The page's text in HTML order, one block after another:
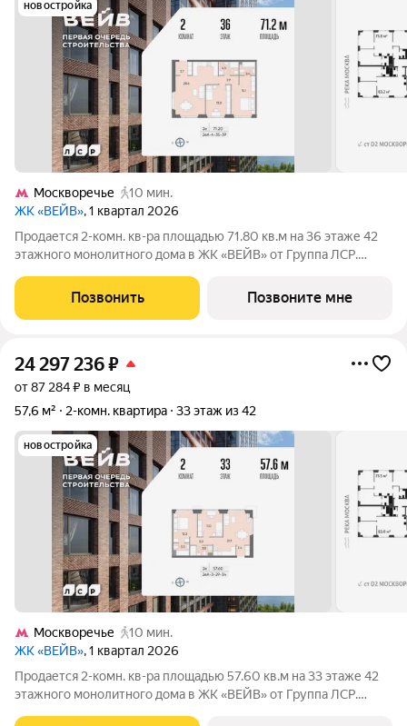
новостройка
Москворечье
10 мин.
ЖК «ВЕЙВ», 1 квартал 2026
Продается 2-комн. кв-ра площадью 71.80 кв.м на 36 этаже 42
этажного монолитного дома в ЖК «ВЕЙВ» от Группа ЛСР.
набережная со смотровой площадкой, беговыми и
велодорожками, детскими и спортивными.
Позвонить Позвоните мне
24 297 236₽
от 87 284 ₽ в месяц
57,6 м²
2-комн. квартира 33 этаж из 42
новостройка
Москворечье
10 мин.
ЖК «ВЕЙВ», 1 квартал 2026
Продается 2-комн. кв-ра площадью 57.60 кв.м на 33 этаже 42
этажного монолитного дома в ЖК «ВЕЙВ» от Группа ЛСР.